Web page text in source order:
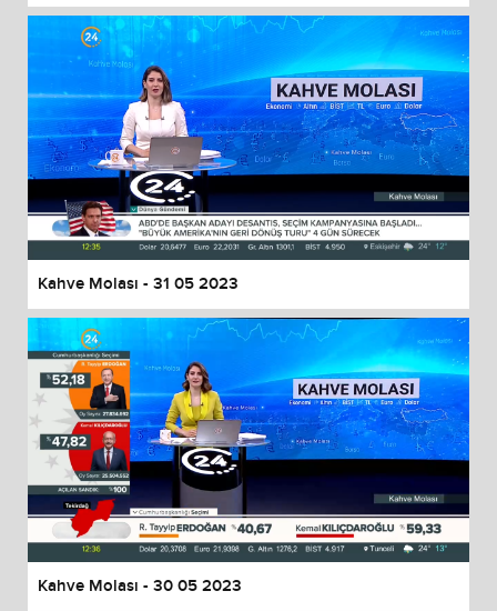
Kahve Molası - 31 05 2023
Kahve Molası - 30 05 2023